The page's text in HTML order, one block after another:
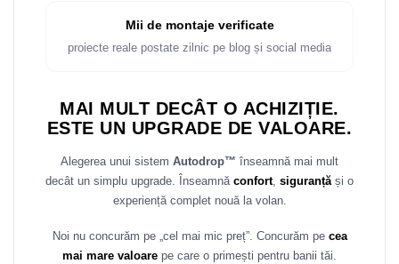
Mii de montaje verificate
proiecte reale postate zilnic pe blog și social media
MAI MULT DECÂT O ACHIZIȚIE.
ESTE UN UPGRADE DE VALOARE.
Alegerea unui sistem Autodrop™ înseamnă mai mult
decât un simplu upgrade. Înseamnă confort, siguranțăși o
experiență complet nouă la volan.
Noi nu concurăm pe „cel mai mic preț”. Concurăm pe cea
mai mare valoare pe care o primești pentru banii tăi.